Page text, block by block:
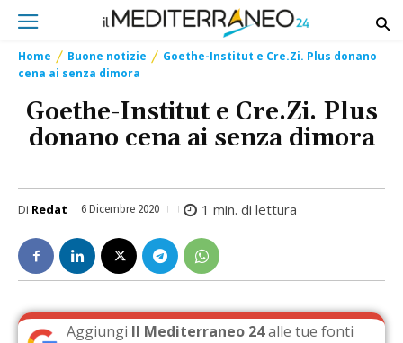
Home Buone notizie
Goethe-Institut e Cre.Zi. Plus donano
cena ai senza dimora
Goethe-Institut e Cre.Zi. Plus
donano cena ai senza dimora
Di Redat 6 Dicembre 2020 1 min. di lettura
Aggiungi Il Mediterraneo 24alle tue fonti